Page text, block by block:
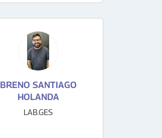
BRENO SANTIAGO
HOLANDA
LAB.GES